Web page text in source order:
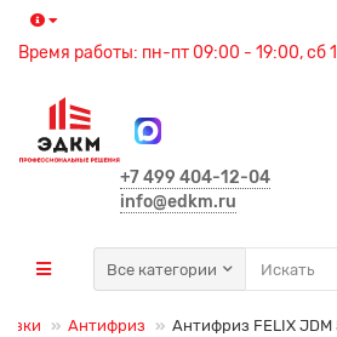
Время работы: пн-пт 09:00 - 19:00, сб
+7 499 404-12-04
info@edkm.ru
Все категории
Антифриз Антифриз FELIX